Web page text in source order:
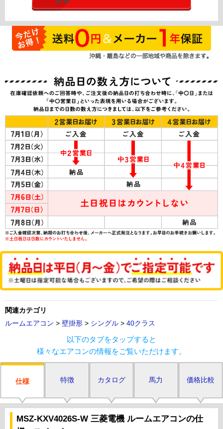
関連カテゴリ
ルームエアコン > 壁掛形 > シングル > 40クラス
以下のタブをタップすると
様々なエアコンの情報をご覧いただけます。
仕様 特徴 カタログ 馬力 価格比較
MSZ-KXV4026S-W 三菱電機 ルームエアコンの仕